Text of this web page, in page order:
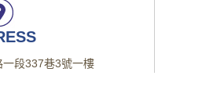
段337巷3號一樓